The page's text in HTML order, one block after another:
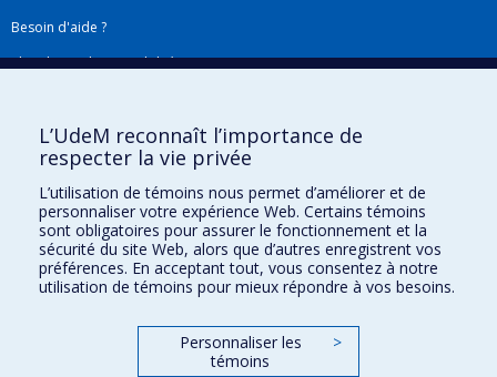
Besoin d'aide ?
Plan du site|Accessibilité
Téléchargez les logos de l'ESPUM
L’UdeM reconnaît l’importance de
respecter la vie privée
L’utilisation de témoins nous permet d’améliorer et de
personnaliser votre expérience Web. Certains témoins
sont obligatoires pour assurer le fonctionnement et la
sécurité du site Web, alors que d’autres enregistrent vos
préférences. En acceptant tout, vous consentez à notre
utilisation de témoins pour mieux répondre à vos besoins.
Personnaliser les
témoins
>